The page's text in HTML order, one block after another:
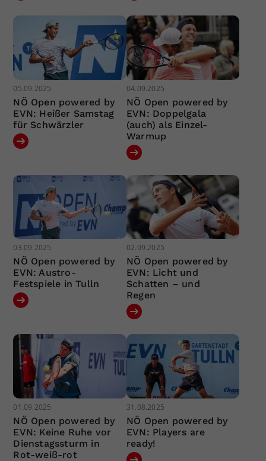
05.09.2025
NÖ Open powered by
EVN: Heißer Samstag
für Schwärzler
04.09.2025
NÖ Open powered by
EVN: Doppelgala
(auch) als Einzel-
Warmup
03.09.2025
NÖ Open powered by
EVN: Austro-
Festspiele in Tulln
02.09.2025
NÖ Open powered by
EVN: Licht und
Schatten – und
Regen
01.09.2025
NÖ Open powered by
EVN: Keine Ruhe vor
Dienstagssturm in
Rot-weiß-rot
31.08.2025
NÖ Open powered by
EVN: Players are
ready!